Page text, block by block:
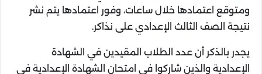
ومتوقع اعتمادها خلال ساعات، وفور اعتمادها يتم نشر
نتيجة الصف الثالث الإعدادي على نذاكر.
يجدر بالذكر أن عدد الطلاب المقيدين في الشهادة
الإعدادية والذين شاركوا في امتحان الشهادة الإعدادية في